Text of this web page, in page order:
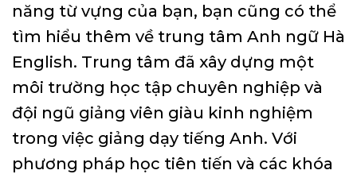
năng từ vựng của bạn, bạn cũng có thể
tìm hiểu thêm về trung tâm Anh ngữ Hà
English. Trung tâm đã xây dựng một
môi trường học tập chuyên nghiệp và
đội ngũ giảng viên giàu kinh nghiệm
trong việc giảng dạy tiếng Anh. Với
phương pháp học tiên tiến và các khóa